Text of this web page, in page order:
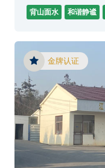
带。
背山面水 和谐静谧
金牌认证